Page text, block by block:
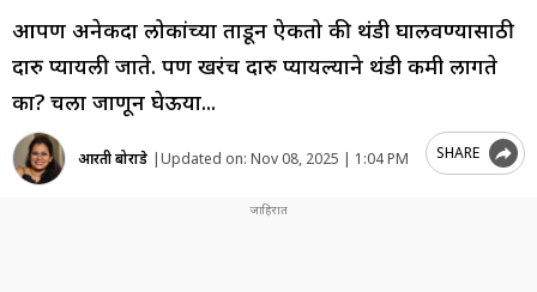
आपण अनेकदा लोकांच्या तोंडून ऐकतो की थंडी घालवण्यासाठी
दारु प्यायली जाते. पण खरंच दारु प्यायल्याने थंडी कमी लागते
का? चला जाणून घेऊया...
आरती बोराडे |Updated on: Nov 08, 2025 | 1:04 PM SHARE